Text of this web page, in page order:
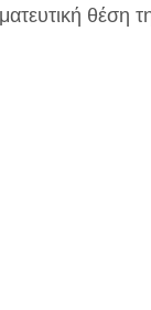
θέση